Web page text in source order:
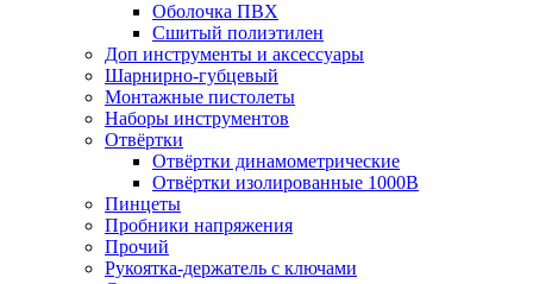
Оболочка ПВХ
Сшитый полиэтилен
Доп инструменты и аксессуары
Шарнирно-губцевый
Монтажные пистолеты
Наборы инструментов
Отвёртки
Отвёртки динамометрические
Отвёртки изолированные 1000В
Пинцеты
Пробники напряжения
Прочий
Рукоятка-держатель с ключами